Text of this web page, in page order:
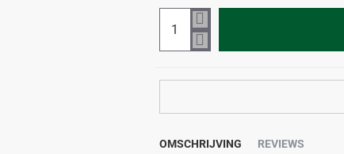
OMSCHRIJVING REVIEWS